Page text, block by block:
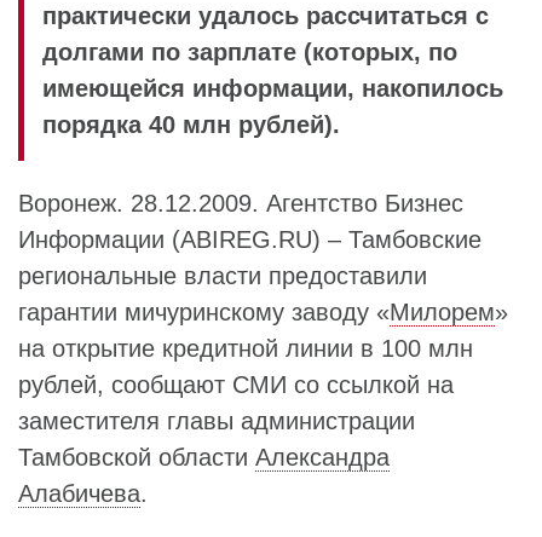
практически удалось рассчитаться с
долгами по зарплате (которых, по
имеющейся информации, накопилось
порядка 40 млн рублей).
Воронеж. 28.12.2009. Агентство Бизнес
Информации (ABIREG.RU) – Тамбовские
региональные власти предоставили
гарантии мичуринскому заводу «Милорем»
на открытие кредитной линии в 100 млн
рублей, сообщают СМИ со ссылкой на
заместителя главы администрации
Тамбовской области Александра
Алабичева.